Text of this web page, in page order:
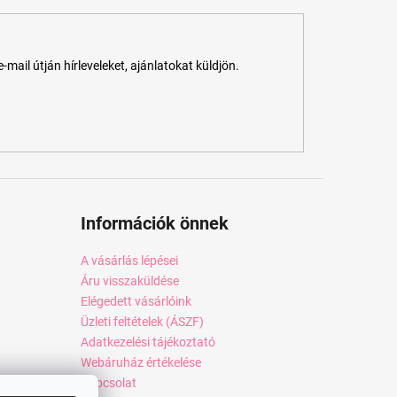
mail útján hírleveleket, ajánlatokat küldjön.
Információk önnek
A vásárlás lépései
Áru visszaküldése
Elégedett vásárlóink
Üzleti feltételek (ÁSZF)
Adatkezelési tájékoztató
Webáruház értékelése
Kapcsolat